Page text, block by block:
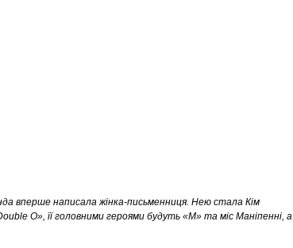
вперше написала жінка-письменниця. Нею стала Кім
O», її головними героями будуть «М» та міс Маніпенні, а